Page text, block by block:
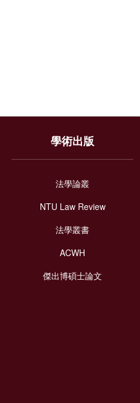
學術出版
法學論叢
NTU Law Review
法學叢書
ACWH
傑出博碩士論文